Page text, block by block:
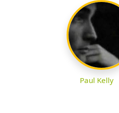
Paul Kelly